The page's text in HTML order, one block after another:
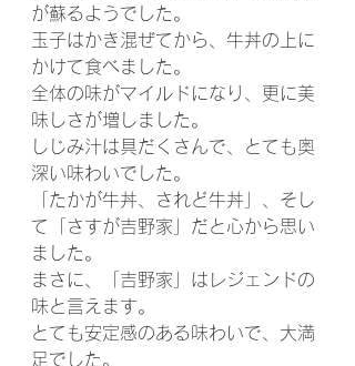
が蘇るようでした。
玉子はかき混ぜてから、牛丼の上に
かけて食べました。
全体の味がマイルドになり、更に美
味しさが増しました。
しじみ汁は具だくさんで、とても奥
深い味わいでした。
「たかが牛丼、されど牛丼」、そし
て「さすが吉野家」だと心から思い
ました。
まさに、「吉野家」はレジェンドの
味と言えます。
とても安定感のある味わいで、大満
足でした。